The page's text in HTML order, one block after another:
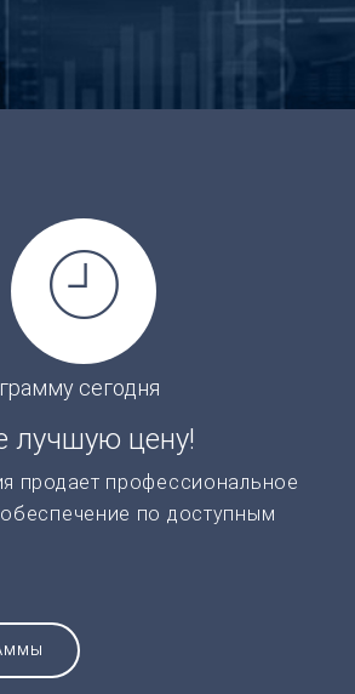
сегодня
лучшую цену!
продает профессиональное
по доступным